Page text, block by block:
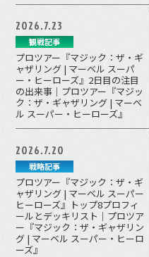
2026.7.23
観戦記事
プロツアー『マジック：ザ・ギ
ャザリング | マーベル スーパ
ー・ヒーローズ』2日目の注目
の出来事｜プロツアー『マジッ
ク：ザ・ギャザリング | マーベ
ル スーパー・ヒーローズ』
2026.7.20
戦略記事
プロツアー『マジック：ザ・ギ
ャザリング | マーベル スーパー
ヒーローズ』トップ8プロフィ
ールとデッキリスト｜プロツア
ー『マジック：ザ・ギャザリン
グ | マーベル スーパー・ヒーロ
ーズ』